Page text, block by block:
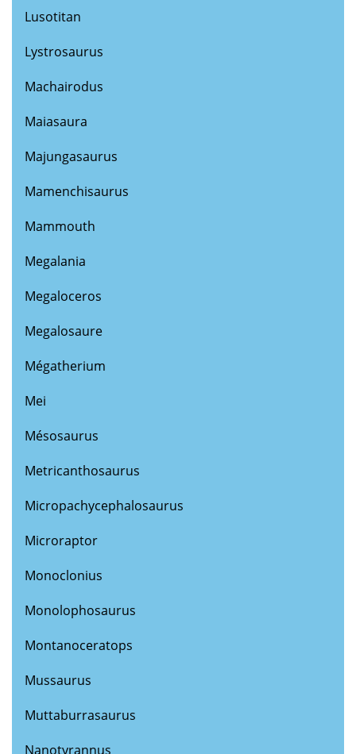
Lusotitan
Lystrosaurus
Machairodus
Maiasaura
Majungasaurus
Mamenchisaurus
Mammouth
Megalania
Megaloceros
Megalosaure
Mégatherium
Mei
Mésosaurus
Metricanthosaurus
Micropachycephalosaurus
Microraptor
Monoclonius
Monolophosaurus
Montanoceratops
Mussaurus
Muttaburrasaurus
Nanotyrannus